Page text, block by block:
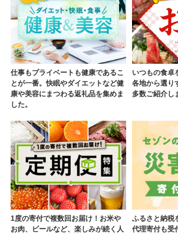
仕事もプライベートも健康であるこ
とが一番。快眠やダイエットなど健
康や美容にまつわる返礼品を集めま
した。
いつもの食卓
各地から選り
多数ご紹介し
1度の寄付で複数回お届け！お米や
お肉、ビールなど、楽しみが続く人
ふるさと納税
代理寄付も受